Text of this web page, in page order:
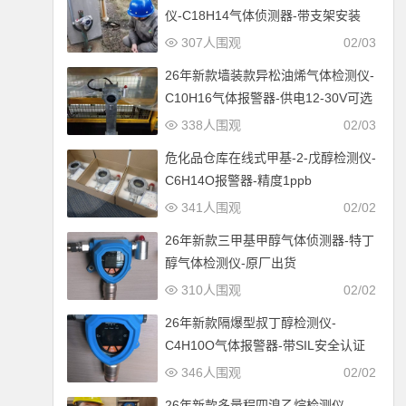
仪-C18H14气体侦测器-带支架安装
02/03
307人围观
26年新款墙装款异松油烯气体检测仪-
C10H16气体报警器-供电12-30V可选
02/03
338人围观
危化品仓库在线式甲基-2-戊醇检测仪-
C6H14O报警器-精度1ppb
02/02
341人围观
26年新款三甲基甲醇气体侦测器-特丁
醇气体检测仪-原厂出货
02/02
310人围观
26年新款隔爆型叔丁醇检测仪-
C4H10O气体报警器-带SIL安全认证
02/02
346人围观